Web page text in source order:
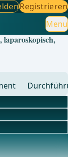
Registrieren
Menu
laparoskopisch,